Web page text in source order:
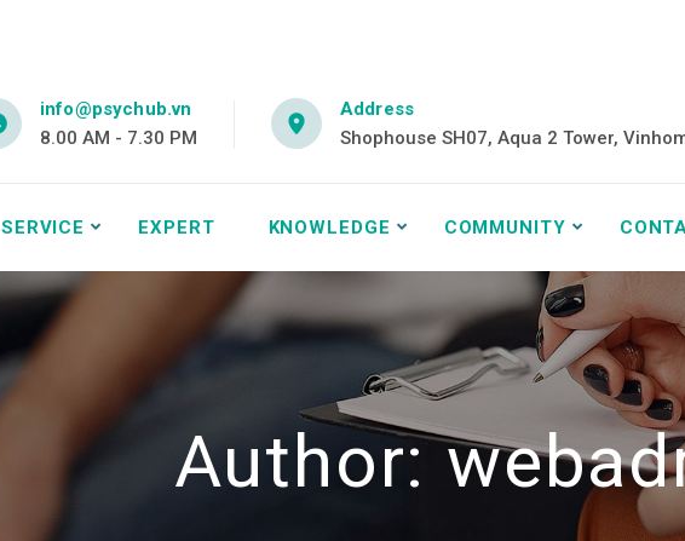
info@psychub.vn
8.00 AM - 7.30 PM
Address
Shophouse SH07, Aqua 2 Tower,
SERVICE EXPERT KNOWLEDGE COMMUNITY
Author: